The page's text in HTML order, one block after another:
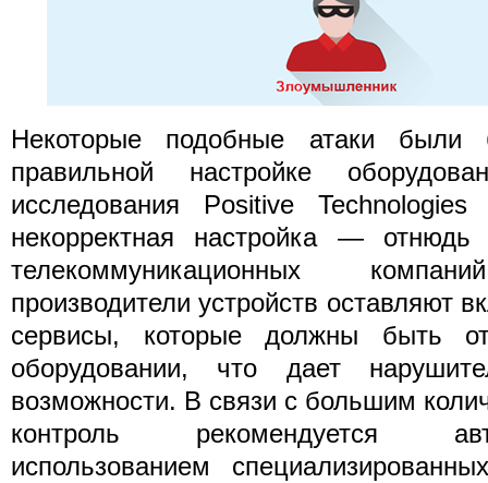
Некоторые подобные атаки
правильной настройке
исследования Positive
некорректная настройка —
телекоммуникационных
производители устройств оставляют
сервисы, которые должны быть
оборудовании, что дает
возможности. В связи с большим
контроль рекомендуется
использованием